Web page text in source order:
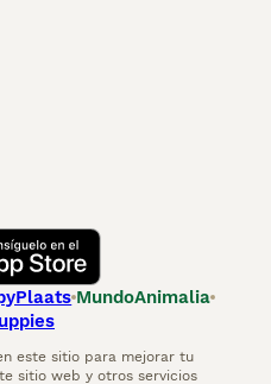
MundoAnimalia
este sitio para mejorar tu
sitio web y otros servicios